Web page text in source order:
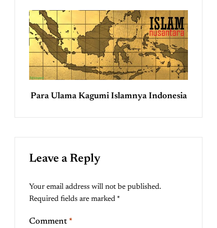
Para Ulama Kagumi Islamnya Indonesia
Leave a Reply
Your email address will not be published.
Required fields are marked *
Comment *